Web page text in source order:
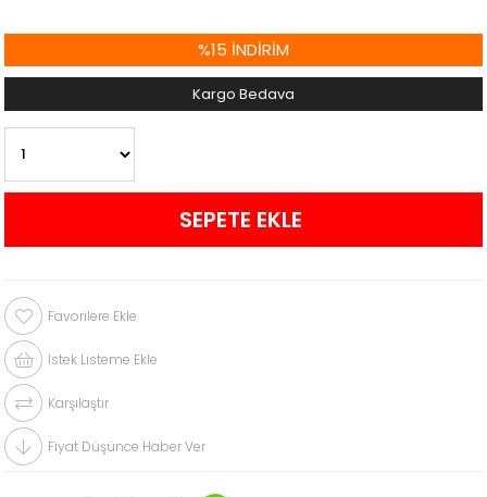
%15 İNDIRIM
Kargo Bedava
Favorilere Ekle
İstek Listeme Ekle
Karşılaştır
Fiyat Düşünce Haber Ver